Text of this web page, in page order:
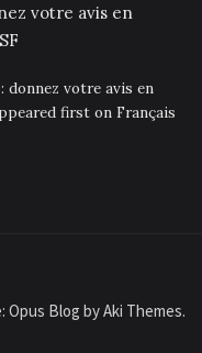
votre avis en
donnez votre avis en
first on Français
Opus Blog byAki Themes.